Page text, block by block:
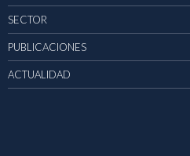
SECTOR
PUBLICACIONES
ACTUALIDAD